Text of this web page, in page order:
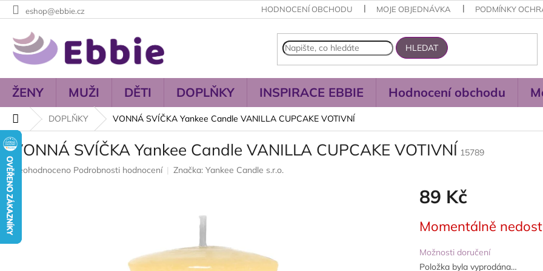
Přejít
na
eshop@ebbie.cz HODNOCENÍ OBCHODU MOJE OBJEDNÁVKA PODMÍNKY
HLEDAT
ŽENY MUŽI DĚTI DOPLŇKY INSPIRACE EBBIE Hodnocení obchodu
Domů DOPLŇKY VONNÁ SVÍČKA Yankee Candle VANILLA CUPCAKE VOTIVNÍ
VONNÁ SVÍČKA Yankee Candle VANILLA CUPCAKE VOTIVNÍ 15789
Průměrné
hodnocení
produktu
je
0,0
z
5
Neohodnoceno Podrobnosti hodnocení Značka: Yankee Candle s.r.o.
89 Kč
cena:
Momentálně
Možnosti doručení
Položka byla vyprodána…